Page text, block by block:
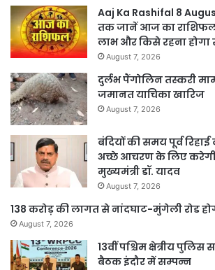
Aaj Ka Rashifal 8
तक जानें आज का
लाभ और किसे रहना होगा
August 7, 2026
दुर्लभ पैंगोलिन तस्करी
जमानत याचिका खारिज
August 7, 2026
बंदियों की समय पूर्व
अच्छे आचरण के लिए करेगी
मुख्यमंत्री डॉ. यादव
August 7, 2026
138 करोड़ की लागत से नांदघाट-मुंगेली रोड
August 7, 2026
13वीं पश्चिम क्षेत्रीय
बैठक इंदौर में सम्पन्न